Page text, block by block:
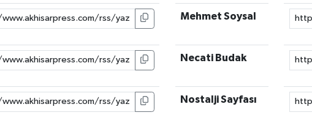
Mehmet Soysal
Necati Budak
Nostalji Sayfası